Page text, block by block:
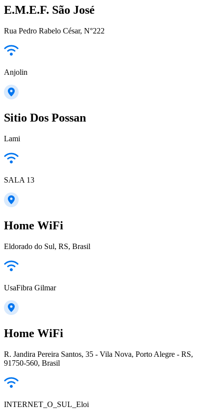
E.M.E.F. São José
Rua Pedro Rabelo César, N°222
Anjolin
Sitio Dos Possan
Lami
SALA 13
Home WiFi
Eldorado do Sul, RS, Brasil
UsaFibra Gilmar
Home WiFi
R. Jandira Pereira Santos, 35 - Vila Nova, Porto Alegre - RS,
91750-560, Brasil
INTERNET_O_SUL_Eloi